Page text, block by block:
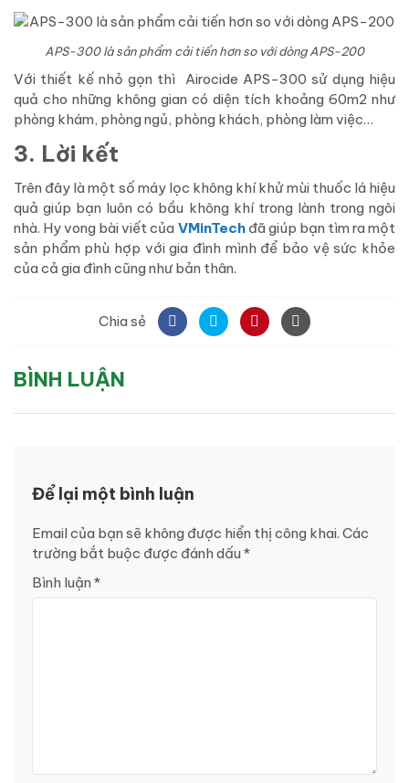
APS-300 là sản phẩm cải tiến hơn so với dòng APS-200
Với thiết kế nhỏ gọn thì Airocide APS-300 sử dụng hiệu
quả cho những không gian có diện tích khoảng 60m2 như
phòng khám, phòng ngủ, phòng khách, phòng làm việc…
3. Lời kết
Trên đây là một số máy lọc không khí khử mùi thuốc lá hiệu
quả giúp bạn luôn có bầu không khí trong lành trong ngôi
nhà. Hy vong bài viết của VMinTechđã giúp bạn tìm ra một
sản phẩm phù hợp với gia đình mình để bảo vệ sức khỏe
của cả gia đình cũng như bản thân.
Chia sẻ
BÌNH LUẬN
Để lại một bình luận
Email của bạn sẽ không được hiển thị công khai. Các
trường bắt buộc được đánh dấu *
Bình luận *